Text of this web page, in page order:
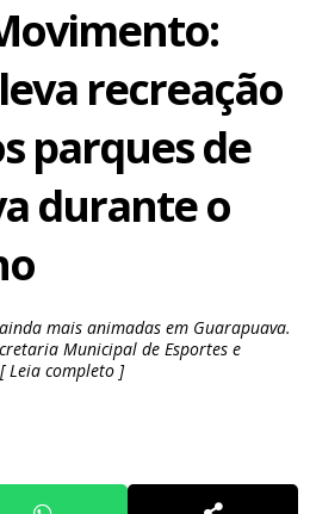
recreação
parques de
durante o
mais animadas em Guarapuava.
Municipal de Esportes e
Leia completo ]